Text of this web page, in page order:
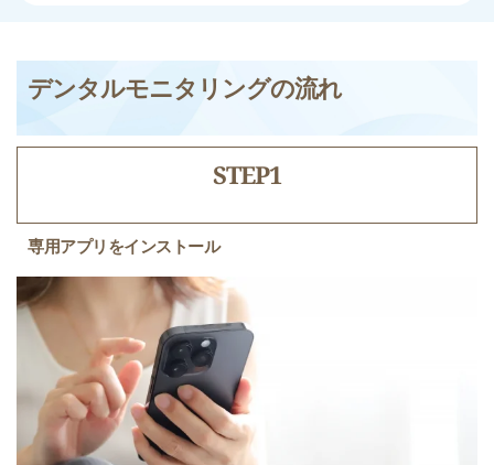
デンタルモニタリングの流れ
STEP1
専用アプリをインストール